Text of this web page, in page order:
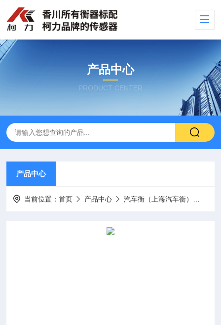
产品中心
PRODUCT CENTER
产品中心
当前位置：首页 产品中心 汽车衡（上海汽车衡）